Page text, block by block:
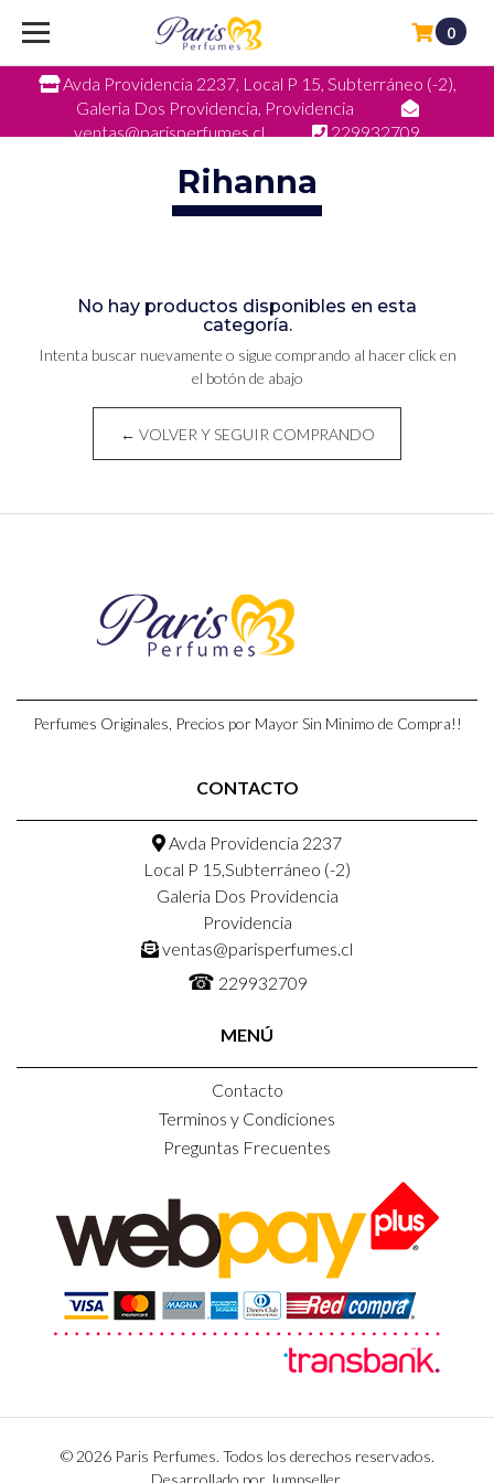
Avda Providencia 2237, Local P 15, Subterráneo (-2),
Galeria Dos Providencia, Providencia
ventas@parisperfumes.cl
229932709
0
Rihanna
No hay productos disponibles en esta
categoría.
Intenta buscar nuevamente o sigue comprando al hacer click en
el botón de abajo
← VOLVER Y SEGUIR COMPRANDO
Perfumes Originales, Precios por Mayor Sin Minimo de Compra!!
CONTACTO
Avda Providencia 2237
Local P 15,Subterráneo (-2)
Galeria Dos Providencia
Providencia
ventas@parisperfumes.cl
☎ 229932709
MENÚ
Contacto
Terminos y Condiciones
Preguntas Frecuentes
© 2026 Paris Perfumes. Todos los derechos reservados.
Desarrollado por Jumpseller.